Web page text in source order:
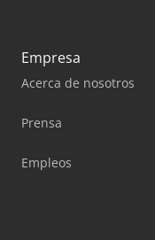
Empresa
Acerca de nosotros
Prensa
Empleos